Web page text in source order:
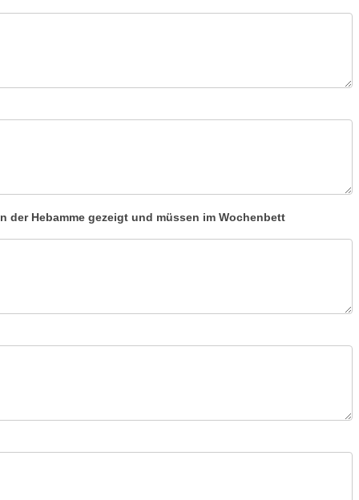
Hebamme gezeigt und müssen im Wochenbett